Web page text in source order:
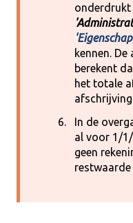
kennen.
berekent
het totale
In de
al voor 1/
geen
restwaarde